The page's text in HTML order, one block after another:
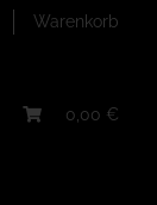
Warenkorb
0,00 €